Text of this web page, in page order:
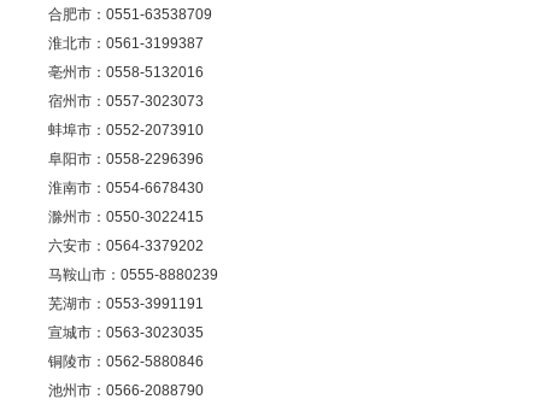
合肥市：0551-63538709
淮北市：0561-3199387
亳州市：0558-5132016
宿州市：0557-3023073
蚌埠市：0552-2073910
阜阳市：0558-2296396
淮南市：0554-6678430
滁州市：0550-3022415
六安市：0564-3379202
马鞍山市：0555-8880239
芜湖市：0553-3991191
宣城市：0563-3023035
铜陵市：0562-5880846
池州市：0566-2088790